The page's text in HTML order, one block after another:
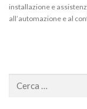
installazione e
all’automazione e al
per: